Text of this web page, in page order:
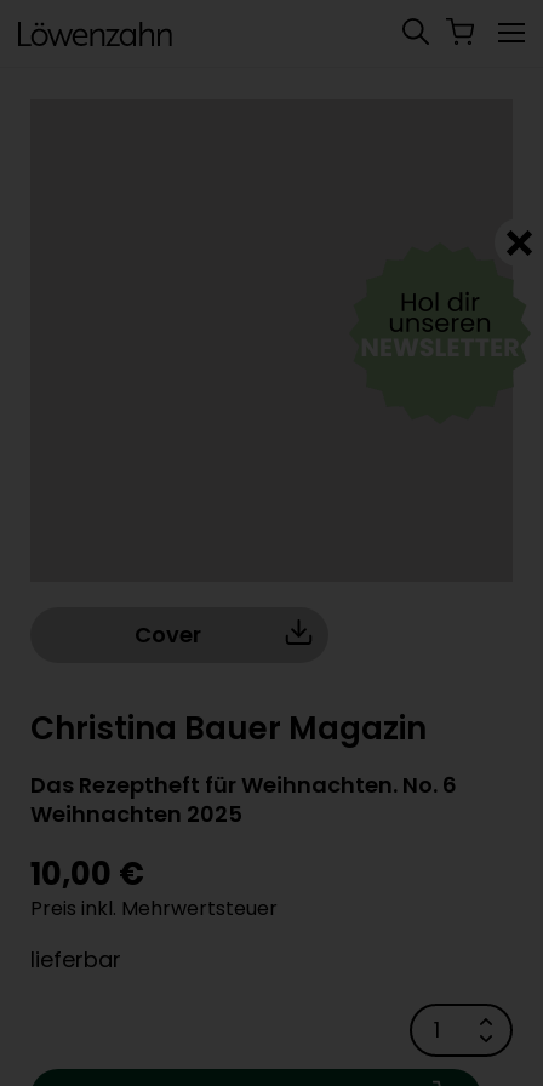
Cover
Christina Bauer Magazin
Das Rezeptheft für Weihnachten. No. 6
Weihnachten 2025
10,00 €
Preis inkl. Mehrwertsteuer
lieferbar